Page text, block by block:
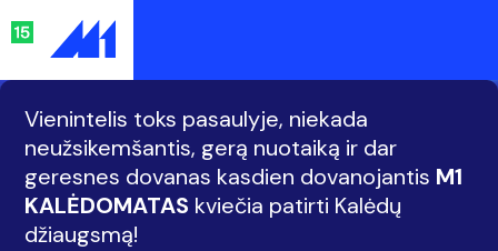
Vienintelis toks pasaulyje, niekada
neužsikemšantis, gerą nuotaiką ir dar
geresnes dovanas kasdien dovanojantis M1
KALĖDOMATAS kviečia patirti Kalėdų
džiaugsmą!